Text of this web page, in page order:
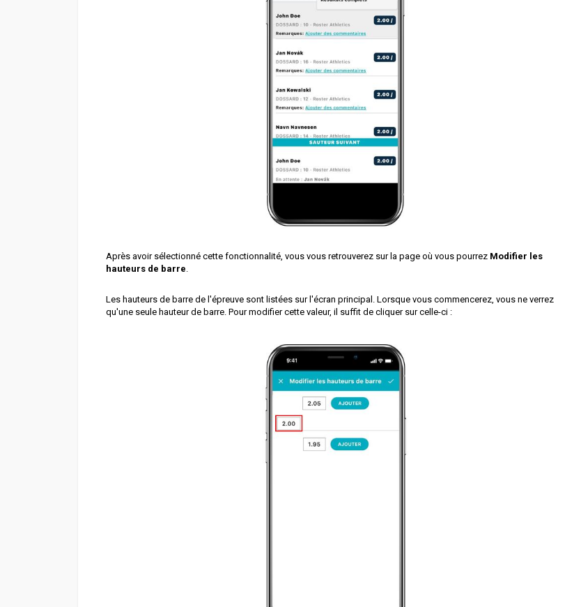
Après avoir sélectionné cette fonctionnalité, vous vous retrouverez sur la page où vous pourrez Modifier les
hauteurs de barre.
Les hauteurs de barre de l'épreuve sont listées sur l'écran principal. Lorsque vous commencerez, vous ne verrez
qu'une seule hauteur de barre. Pour modifier cette valeur, il suffit de cliquer sur celle-ci :